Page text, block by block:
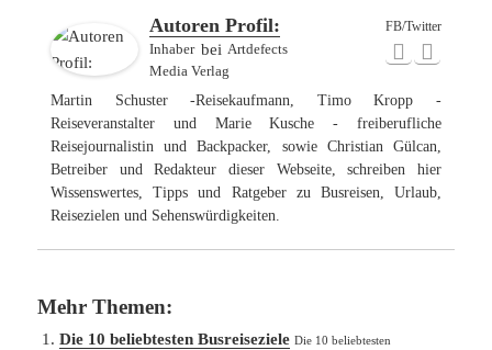
FB/Twitter
Autoren Profil:
Inhaberbei Artdefects
Media Verlag
Martin Schuster -Reisekaufmann, Timo Kropp -
Reiseveranstalter und Marie Kusche - freiberufliche
Reisejournalistin und Backpacker, sowie Christian Gülcan,
Betreiber und Redakteur dieser Webseite, schreiben hier
Wissenswertes, Tipps und Ratgeber zu Busreisen, Urlaub,
Reisezielen und Sehenswürdigkeiten.
Mehr Themen:
Die 10 beliebtesten Busreiseziele Die 10 beliebtesten